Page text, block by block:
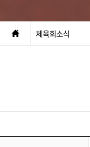
체육회소식